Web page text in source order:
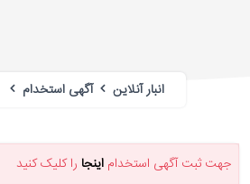
انبار آنلاین آگهی استخدام
جهت ثبت آگهی استخدام اینجا را کلیک کنید